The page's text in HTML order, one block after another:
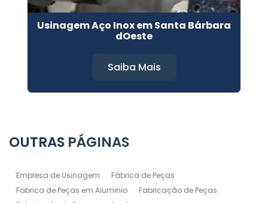
Usinagem Aço Inox em Santa Bárbara
dOeste
Saiba Mais
OUTRAS PÁGINAS
Empresa de Usinagem
Fábrica de Peças
Fabrica de Peças em Aluminio
Fabricação de Peças